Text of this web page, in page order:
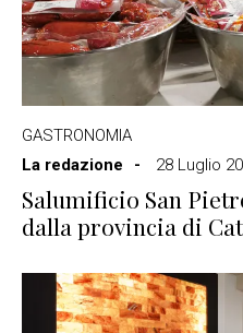
GASTRONOMIA
La redazione
28 Luglio
Salumificio San
dalla provincia di